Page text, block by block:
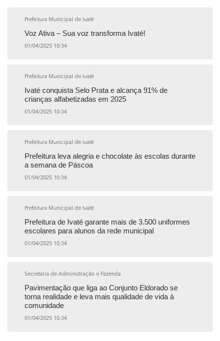
Prefeitura Municipal de Ivaté
Voz Ativa – Sua voz transforma Ivaté!
01/04/2025 10:34
Prefeitura Municipal de Ivaté
Ivaté conquista Selo Prata e alcança 91% de
crianças alfabetizadas em 2025
01/04/2025 10:34
Prefeitura Municipal de Ivaté
Prefeitura leva alegria e chocolate às escolas durante
a semana de Páscoa
01/04/2025 10:34
Prefeitura Municipal de Ivaté
Prefeitura de Ivaté garante mais de 3.500 uniformes
escolares para alunos da rede municipal
01/04/2025 10:34
Secretaria de Administração e Fazenda
Pavimentação que liga ao Conjunto Eldorado se
torna realidade e leva mais qualidade de vida à
comunidade
01/04/2025 10:34